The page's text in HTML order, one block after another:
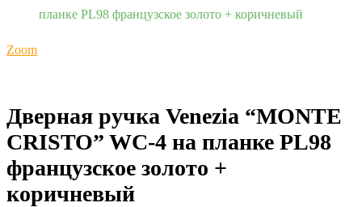
планке PL98 французское золото + коричневый
Zoom
Дверная ручка Venezia “MONTE
CRISTO” WC-4 на планке PL98
французское золото +
коричневый